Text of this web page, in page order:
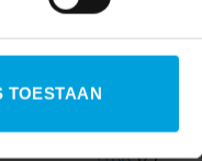
TOESTAAN
WKR(7)